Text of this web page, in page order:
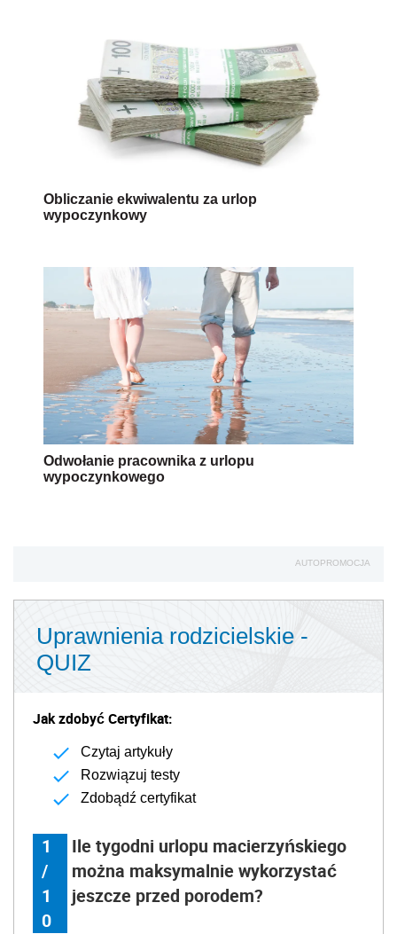
Obliczanie ekwiwalentu za urlop
wypoczynkowy
Odwołanie pracownika z urlopu
wypoczynkowego
AUTOPROMOCJA
Uprawnienia rodzicielskie -
QUIZ
Jak zdobyć Certyfikat:
Czytaj artykuły
Rozwiązuj testy
Zdobądź certyfikat
1
/
1
0
Ile tygodni urlopu macierzyńskiego
można maksymalnie wykorzystać
jeszcze przed porodem?